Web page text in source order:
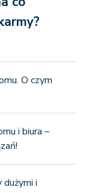
O czym
i biura –
dużymi i